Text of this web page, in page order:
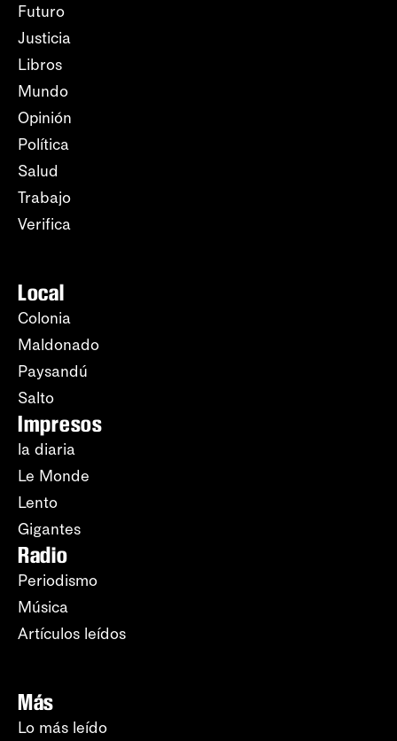
Futuro
Justicia
Libros
Mundo
Opinión
Política
Salud
Trabajo
Verifica
Local
Colonia
Maldonado
Paysandú
Salto
Impresos
la diaria
Le Monde
Lento
Gigantes
Radio
Periodismo
Música
Artículos leídos
Más
Lo más leído